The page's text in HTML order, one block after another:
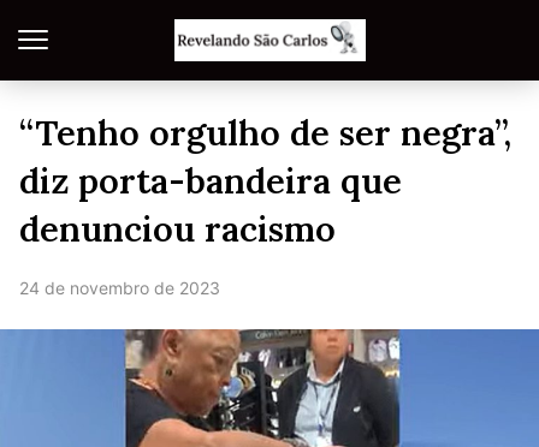
“Tenho orgulho de ser negra”,
diz porta-bandeira que
denunciou racismo
24 de novembro de 2023